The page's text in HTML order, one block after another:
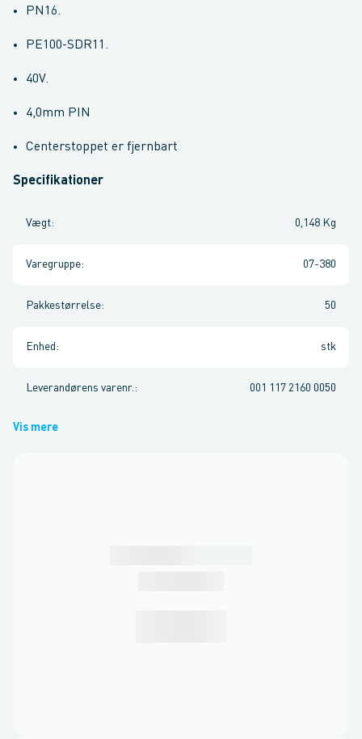
PN16.
PE100-SDR11.
40V.
4,0mm PIN
Centerstoppet er fjernbart
Specifikationer
Vægt: 0,148 Kg
Varegruppe: 07-380
Pakkestørrelse: 50
Enhed : stk
Leverandørens varenr. : 001 117 2160 0050
Vis mere